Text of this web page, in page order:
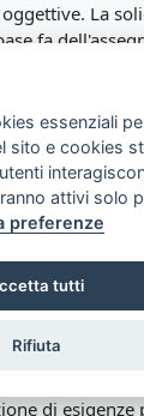
La
fa
familiare
sopportati
dipendere
del 1970 dal
di esigenze
essenziali
sito e cookies
attivi solo
preferenze
tutti
Rifiuta